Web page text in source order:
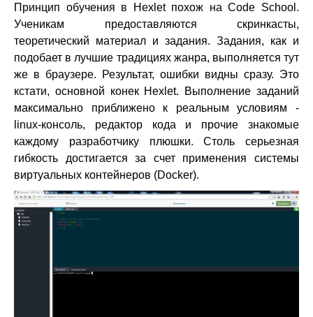
Принцип обучения в Hexlet похож на Code School.
Ученикам предоставляются скринкасты,
теоретический материал и задания. Задания, как и
подобает в лучшие традициях жанра, выполняется тут
же в браузере. Результат, ошибки видны сразу. Это
кстати, основной конек Hexlet. Выполнение заданий
максимально приближено к реальным условиям -
linux-консоль, редактор кода и прочие знакомые
каждому разработчику плюшки. Столь серьезная
гибкость достигается за счет применения системы
виртуальных контейнеров (Docker).